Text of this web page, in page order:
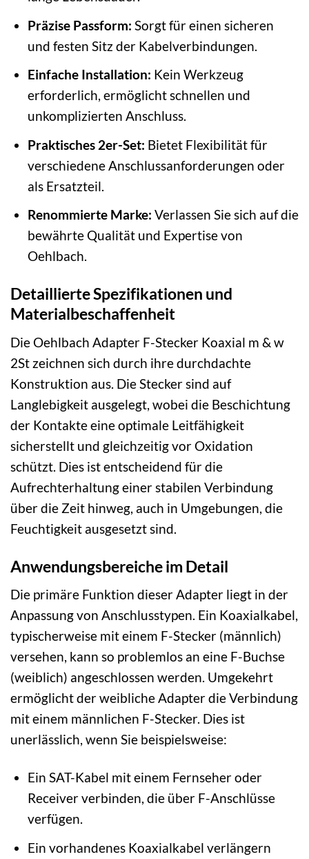
Präzise Passform: Sorgt für einen sicheren
und festen Sitz der Kabelverbindungen.
Einfache Installation: Kein Werkzeug
erforderlich, ermöglicht schnellen und
unkomplizierten Anschluss.
Praktisches 2er-Set: Bietet Flexibilität für
verschiedene Anschlussanforderungen oder
als Ersatzteil.
Renommierte Marke: Verlassen Sie sich auf die
bewährte Qualität und Expertise von
Oehlbach.
Detaillierte Spezifikationen und
Materialbeschaffenheit
Die Oehlbach Adapter F-Stecker Koaxial m & w
2St zeichnen sich durch ihre durchdachte
Konstruktion aus. Die Stecker sind auf
Langlebigkeit ausgelegt, wobei die Beschichtung
der Kontakte eine optimale Leitfähigkeit
sicherstellt und gleichzeitig vor Oxidation
schützt. Dies ist entscheidend für die
Aufrechterhaltung einer stabilen Verbindung
über die Zeit hinweg, auch in Umgebungen, die
Feuchtigkeit ausgesetzt sind.
Anwendungsbereiche im Detail
Die primäre Funktion dieser Adapter liegt in der
Anpassung von Anschlusstypen. Ein Koaxialkabel,
typischerweise mit einem F-Stecker (männlich)
versehen, kann so problemlos an eine F-Buchse
(weiblich) angeschlossen werden. Umgekehrt
ermöglicht der weibliche Adapter die Verbindung
mit einem männlichen F-Stecker. Dies ist
unerlässlich, wenn Sie beispielsweise:
Ein SAT-Kabel mit einem Fernseher oder
Receiver verbinden, die über F-Anschlüsse
verfügen.
Ein vorhandenes Koaxialkabel verlängern